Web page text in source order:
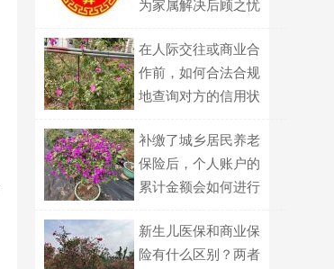
为家属解决后顾之忧
在人际交往或商业合
作前，如何合法合规
地查询对方的信用状
补缴了城乡居民养老
保险后，个人账户的
累计金额会如何进行
新生儿医保和商业保
险有什么区别？两者